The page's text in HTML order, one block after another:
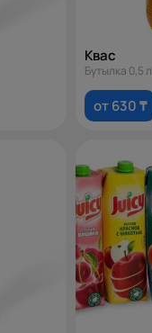
Квас
Бутылка 0,5 л
от 630 ₸